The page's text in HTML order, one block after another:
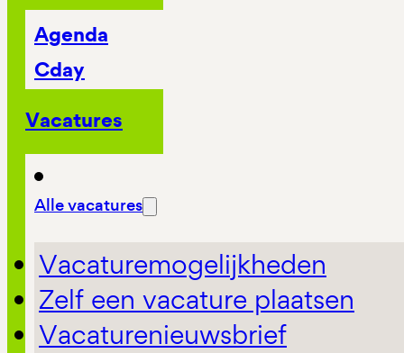
Agenda
Cday
Vacatures
Alle vacatures
Vacaturemogelijkheden
Zelf een vacature plaatsen
Vacaturenieuwsbrief